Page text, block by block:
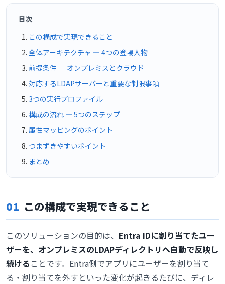
目次
この構成で実現できること
全体アーキテクチャ ― 4つの登場人物
前提条件 ― オンプレミスとクラウド
対応するLDAPサーバーと重要な制限事項
3つの実行プロファイル
構成の流れ ― 5つのステップ
属性マッピングのポイント
つまずきやすいポイント
まとめ
01 この構成で実現できること
このソリューションの目的は、 Entra IDに割り当てたユー
ザーを、オンプレミスのLDAPディレクトリへ自動で反映し
続ける ことです。Entra側でアプリにユーザーを割り当て
る・割り当てを外すといった変化が起きるたびに、ディレ